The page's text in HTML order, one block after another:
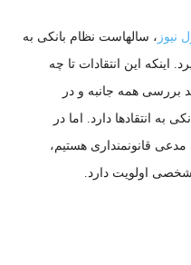
نیوز ، سالهاست نظام بانکی به
اینکه این انتقادات تا چه
بررسی همه جانبه و در
انتقاد‌ها دارد. اما در
قانونمنداری هستیم،
شخصی اولویت دارد.